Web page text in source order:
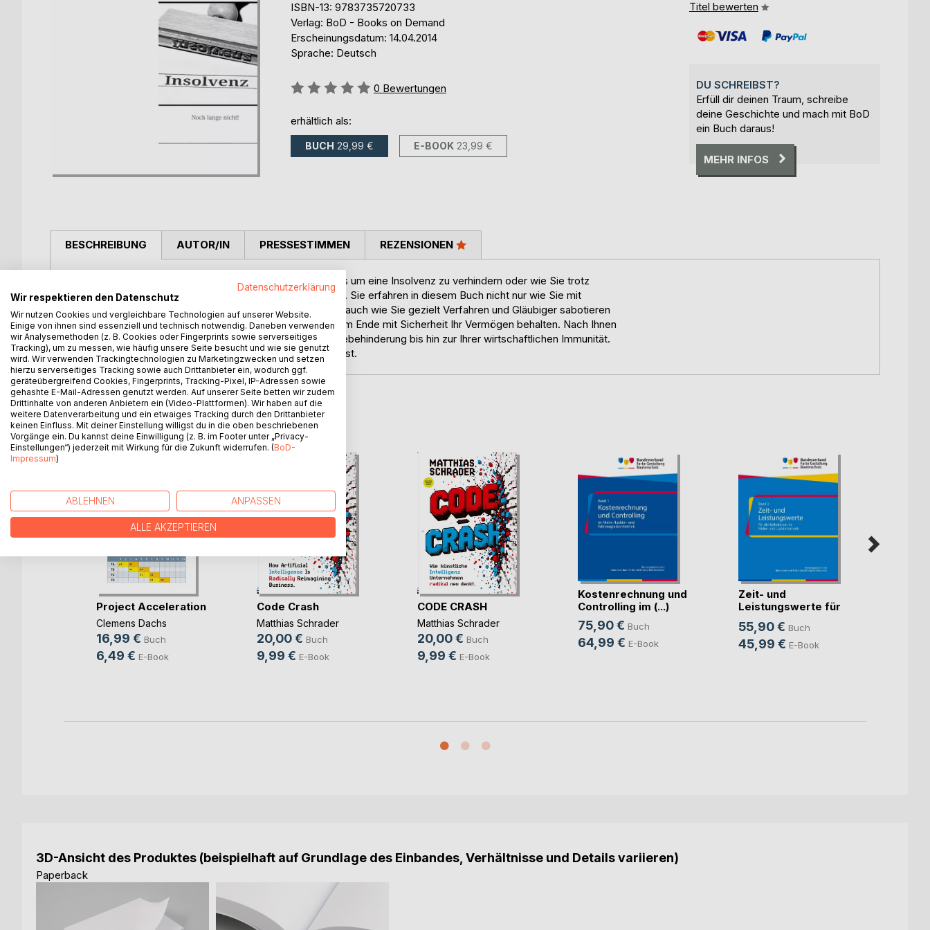
ISBN-13: 9783735720733
Verlag: BoD - Books on Demand
Erscheinungsdatum: 14.04.2014
Sprache: Deutsch
Bewertung::
0 Bewertungen
erhältlich als:
BUCH 29,99 € E-BOOK 23,99 €
Titel bewerten
DU SCHREIBST?
Erfüll dir deinen Traum, schreibe
deine Geschichte und mach mit BoD
ein Buch daraus!
MEHR INFOS
BESCHREIBUNG
Mit diesem Debütwerk von J.W.Anderes erfahren Sie alles um eine Insolvenz zu verhindern oder wie Sie trotz
bevorstehender Insolvenz, Ihrer Vermögenswerte sichern. Sie erfahren in diesem Buch nicht nur wie Sie mit
verschiedenen Strategien Zeit gewinnen können sondern auch wie Sie gezielt Verfahren und Gläubiger sabotieren
können. Beispiele sind genügend aufgeführt sodass Sie am Ende mit Sicherheit Ihr Vermögen behalten. Nach Ihnen
die Sinflut ist die Devise. Erfolgreiche Methoden zur Klagebehinderung bis hin zur Ihrer wirtschaftlichen Immunität.
Sichern Sie sich dieses Know How solagne es verfügbar ist.
AUTOR/IN PRESSESTIMMEN REZENSIONEN
WEITERE TITEL BEIBoD
Project Acceleration
Clemens Dachs
16,99 € Buch
6,49 € E-Book
Code Crash
Matthias Schrader
20,00 € Buch
9,99 € E-Book
CODE CRASH
Matthias Schrader
20,00 € Buch
9,99 € E-Book
Kostenrechnung und
Controlling im (...)
75,90 € Buch
64,99 € E-Book
Zeit- und
Leistungswerte für
die K(...)
55,90 € Buch
45,99 € E-Book
3D-Ansicht des Produktes (beispielhaft auf Grundlage des Einbandes, Verhältnisse und Details variieren)
Paperback
Datenschutzerklärung
Wir respektieren den Datenschutz
Wir nutzen Cookies und vergleichbare Technologien auf unserer Website.
Einige von ihnen sind essenziell und technisch notwendig. Daneben verwenden
wir Analysemethoden (z. B. Cookies oder Fingerprints sowie serverseitiges
Tracking), um zu messen, wie häufig unsere Seite besucht und wie sie genutzt
wird. Wir verwenden Trackingtechnologien zu Marketingzwecken und setzen
hierzu serverseitiges Tracking sowie auch Drittanbieter ein, wodurch ggf.
geräteübergreifend Cookies, Fingerprints, Tracking-Pixel, IP-Adressen sowie
gehashte E-Mail-Adressen genutzt werden. Auf unserer Seite betten wir zudem
Drittinhalte von anderen Anbietern ein (Video-Plattformen). Wir haben auf die
weitere Datenverarbeitung und ein etwaiges Tracking durch den Drittanbieter
keinen Einfluss. Mit deiner Einstellung willigst du in die oben beschriebenen
Vorgänge ein. Du kannst deine Einwilligung (z. B. im Footer unter „Privacy-
Einstellungen“) jederzeit mit Wirkung für die Zukunft widerrufen. (BoD-
Impressum)
ABLEHNEN ANPASSEN
ALLE AKZEPTIEREN